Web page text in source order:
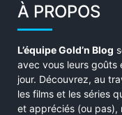
À PROPOS
L’équipe Gold’n Blog
avec vous leurs goûts
jour. Découvrez, au
les films et les séries
et appréciés (ou pas),